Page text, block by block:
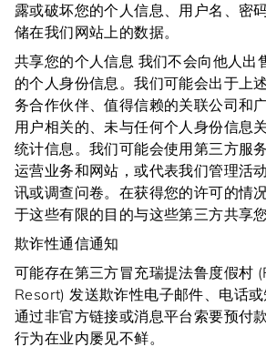
露或破坏您的个人信息、用户名、密
储在我们网站上的数据。
共享您的个人信息 我们不会向他人出
的个人身份信息。我们可能会出于上
务合作伙伴、值得信赖的关联公司和
用户相关的、未与任何个人身份信息
统计信息。我们可能会使用第三方服
运营业务和网站，或代表我们管理活
讯或调查问卷。在获得您的许可的情
于这些有限的目的与这些第三方共享您
欺诈性通信通知
可能存在第三方冒充瑞提法鲁度假村
Resort) 发送欺诈性电子邮件、电话
通过非官方链接或消息平台索要预付
行为在业内屡见不鲜。